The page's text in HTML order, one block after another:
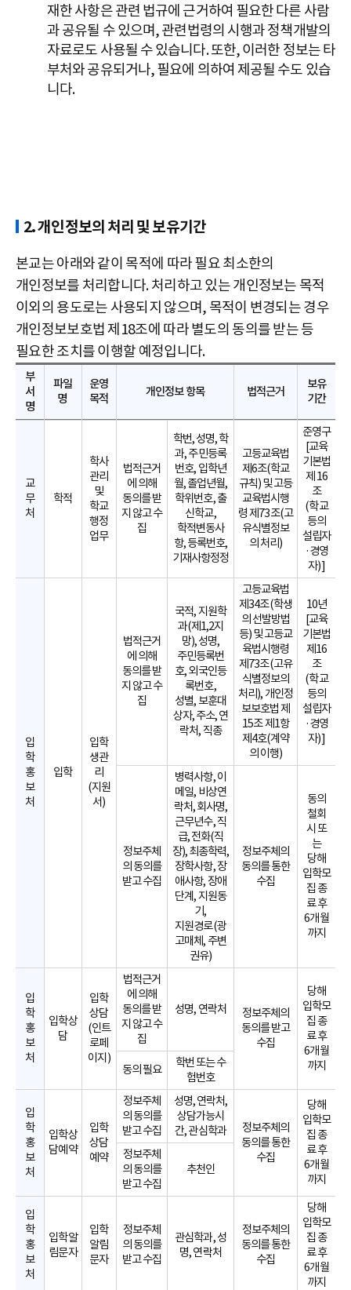
재한 사항은 관련 법규에 근거하여 필요한 다른 사람
과 공유될 수 있으며, 관련법령의 시행과 정책개발의
자료로도 사용될 수 있습니다. 또한, 이러한 정보는 타
부처와 공유되거나, 필요에 의하여 제공될 수도 있습
니다.
2. 개인정보의 처리 및 보유기간
본교는 아래와 같이 목적에 따라 필요 최소한의
개인정보를 처리합니다. 처리하고 있는 개인정보는 목적
이외의 용도로는 사용되지 않으며, 목적이 변경되는 경우
개인정보보호법 제18조에 따라 별도의 동의를 받는 등
필요한 조치를 이행할 예정입니다.
부
서
명
파일
명
운영
목적
개인정보 항목 법적근거
보유
기간
교
무
처
학적
학사
관리
및
학교
행정
업무
법적근거
에 의해
동의를 받
지 않고 수
집
학번, 성명, 학
과, 주민등록
번호, 입학년
월, 졸업년월,
학위번호, 출
신학교,
학적변동사
항, 등록번호,
기재사항정정
고등교육법
제6조(학교
규칙) 및 고등
교육법시행
령 제73조(고
유식별정보
의 처리)
준영구
[교육
기본법
제 16
조
(학교
등의
설립자
·경영
자)]
입
학
홍
보
처
입학
입학
생관
리
(지원
서)
법적근거
에 의해
동의를 받
지 않고 수
집
국적, 지원학
과(제1,2지
망), 성명,
주민등록번
호, 외국인등
록번호,
성별, 보훈대
상자, 주소, 연
락처, 직종
고등교육법
제34조(학생
의 선발방법
등) 및 고등교
육법시행령
제73조(고유
식별정보의
처리), 개인정
보보호법 제
15조 제1항
제4호(계약
의 이행)
10년
[교육
기본법
제16
조
(학교
등의
설립자
·경영
자)]
정보주체
의 동의를
받고 수집
병력사항, 이
메일, 비상연
락처, 회사명,
근무년수, 직
급, 전화(직
장), 최종학력,
장학사항, 장
애사항, 장애
단계, 지원동
기,
지원경로(광
고매체, 주변
권유)
정보주체의
동의를 통한
수집
동의
철회
시 또
는
당해
입학모
집 종
료 후
6개월
까지
입
학
홍
보
처
입학상
담
입학
상담
(인트
로페
이지)
법적근거
에 의해
동의를 받
지 않고 수
집
성명, 연락처
정보주체의
동의를 받고
수집
당해
입학모
집 종
료 후
6개월
까지
동의 필요
학번 또는 수
험번호
입
학
홍
보
처
입학상
담예약
입학
상담
예약
정보주체
의 동의를
받고 수집
성명, 연락처,
상담가능시
간, 관심학과
정보주체의
동의를 통한
수집
당해
입학모
집 종
료 후
6개월
까지
정보주체
의 동의를
받고 수집
추천인
입
학
홍
보
처
입학알
림문자
입학
알림
문자
정보주체
의 동의를
받고 수집
관심학과, 성
명, 연락처
정보주체의
동의를 통한
수집
당해
입학모
집 종
료 후
6개월
까지